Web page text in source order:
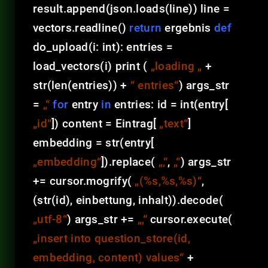
result.append(json.loads(line)) line =
vectors.readline() return ergebnis def
do_upload(i: int): entries =
load_vectors(i) print ( „loading „ +
str(len(entries)) + “ entries“) args_str
= „“for entry in entries: id = int(entry[
„id“]) content = Eintrag[ „text“]
embedding = str(entry[
„embedding“]).replace( „‚“, „“) args_str
+= cursor.mogrify( „(%s,%s,%s)“,
(str(id), einbettung, inhalt)).decode(
„utf-8“) args_str += „,“cursor.execute(
„insert into question_store(id,
embedding, content) values“ +